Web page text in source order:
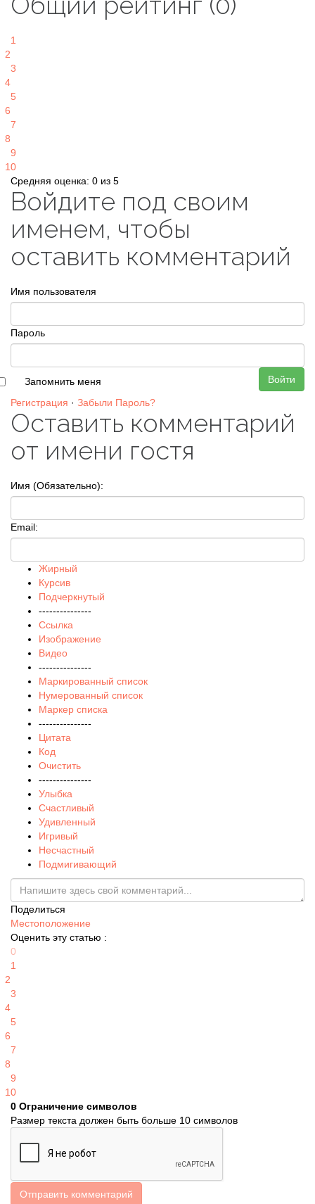
1
2
3
4
5
6
7
8
9
10
Средняя оценка: 0 из 5
Войдите под своим
именем, чтобы
оставить комментарий
Имя пользователя
Пароль
Войти
Запомнить меня
Регистрация · Забыли Пароль?
Оставить комментарий
от имени гостя
Имя (Обязательно):
Email:
Жирный
Курсив
Подчеркнутый
---------------
Ссылка
Изображение
Видео
---------------
Маркированный список
Нумерованный список
Маркер списка
---------------
Цитата
Код
Очистить
---------------
Улыбка
Счастливый
Удивленный
Игривый
Несчастный
Подмигивающий
Поделиться
Местоположение
Оценить эту статью :
0
1
2
3
4
5
6
7
8
9
10
0 Ограничение символов
Размер текста должен быть больше 10 символов
Отправить комментарий